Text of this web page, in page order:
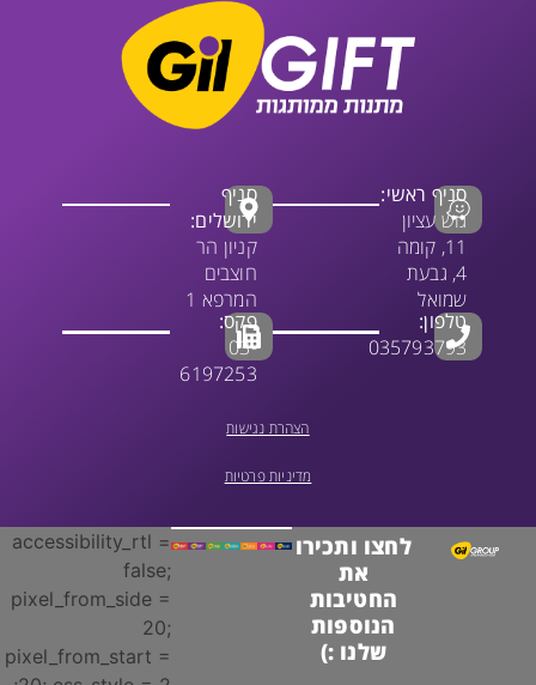
סניף ראשי:
גוש עציון
11, קומה
ירושלים:
טלפון:
035793793
6197253
הצהרת נגישות
מדיניות פרטיות
לחצו ותכירו
החטיבות
הנוספות
שלנו :)
accessibility_rtl =
pixel_from_side =
pixel_from_start =